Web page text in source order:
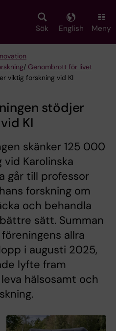
Sök English Meny
/ Genombrott för livet
viktig forskning vid KI
stödjer
KI
skänker 125 000
Karolinska
går till professor
forskning om
och behandla
sätt. Summan
allra
i augusti 2025,
lyfte fram
hälsosamt och